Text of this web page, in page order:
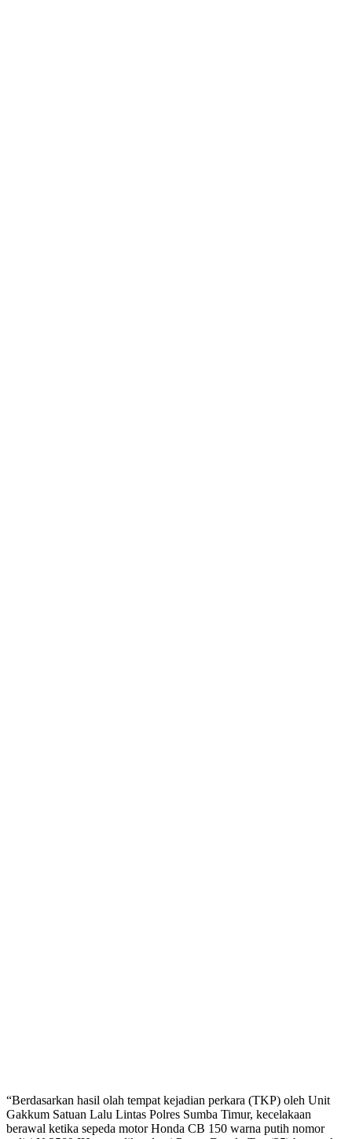
“Berdasarkan hasil olah tempat kejadian perkara (TKP) oleh Unit
Gakkum Satuan Lalu Lintas Polres Sumba Timur, kecelakaan
berawal ketika sepeda motor Honda CB 150 warna putih nomor